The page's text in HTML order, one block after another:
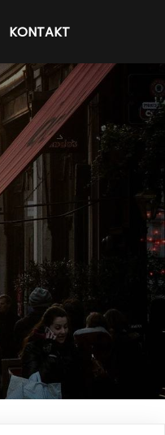
KONTAKT